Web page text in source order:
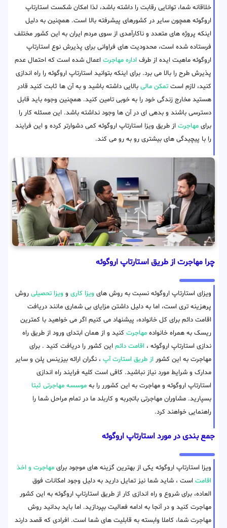
خلاقانه شما، توانایی رقابت را داشته باشد، لذا امکان شکست استارتاپ
اروگوئه همچون سایر در کشورهای پیشرفته بالا است. همچنین به دلیل
اینکه پروژه های متعدد و ناکارآمدی از سوی مردم ایران به این کشور مختلف
فرستاده شده است، محدودیت های فراوانی برای پذیرش نوع استارتاپ
اروگوئه ماهیت ایده از طرف اداره مهاجرت اعمال شده است که احتمال عدم
پذیرش طرح را بالا می برد. برای اینکه بتوانید استارتاپ اروگوئه را راه اندازی
کنید، لازم است تمکن مالی بالایی داشته باشید و به آن ها ثابت کنید قادر
هستید مخارج زندگی خود را به خوبی تامین کنید. همچنین وجوه باید قابل
دسترسی باشند و بدهی ای در آن ها وجود نداشته باشد. این مسئله کار را
برای مهاجرت از طریق ویزا استارتاپ اروگوئه کمی دشوارتر کرده و این فرایند
را با پیچیدگی های بیشتری رو به رو می کند.
چرا مهاجرت از طریق استارتاپ اروگوئه
ویزای استارتاپ اروگوئه نسبت به روش های ویزا کاری و ویزا تحصیلی روش
پرهزینه تری است، اما به دلیل داشتن مزایای بی شماری مانند دریافت
اقامت دائم برای کل خانواده، پیشنهاد می کنیم اگر می خواهید با کمترین
ریسک به همراه خانواده مهاجرت کنید و از همان ابتدای ورود از طریق راه
ندازی استارتاپ اروگوئه ، اقامت دائم این کشور را دریافت کنید . برای
مهاجرت به این کشور از طریق استارت آپ ، نگران ارائه بیزینس پلن و سایر
مدارک و شرایط مورد نیاز نباشید. کافی است کلیه فرایند راه اندازی
استارتاپ اروگوئه و مهاجرت به این کشورر را به موسسه مهاجرتی ثبتا
بسپارید. مشاوران مهاجرتی باتجربه و کاربلد ما در تمام مراحل شما را
راهنمایی خواهند کرد.
جمع بندی در مورد استارتاپ اروگوئه
ویزا استارتاپ اروگوئه یکی از بهترین گزینه های موجود برای مهاجرت و اخذ
اقامت است ، شاید شما نیز تمایل دارید به دلیل وجود امکانات فوق
العاده، برای شروع و راه اندازی کار از طریق استارتاپ اروگوئه به این کشور
مهاجرت کنید و در آنجا به ادامه فعالیت بپردازید. اما باید بدانید روش
مهاجرت شما، کاملا وابسته به قابلیت های شما است. افرادی که قصد دارند